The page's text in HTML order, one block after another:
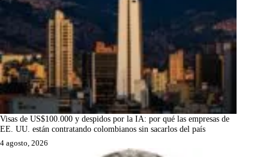
Visas de US$100.000 y despidos por la IA: por qué las empresas de
EE. UU. están contratando colombianos sin sacarlos del país
4 agosto, 2026